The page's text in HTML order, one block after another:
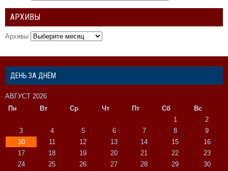
АРХИВЫ
Архивы
ДЕНЬ ЗА ДНЁМ
АВГУСТ 2026
Пн
Вт Ср Чт Пт Сб
Вс
1
2
3
4 5 6 7 8
9
10
11 12 13 14 15
16
17
18 19 20 21 22
23
24
25 26 27 28 29
30